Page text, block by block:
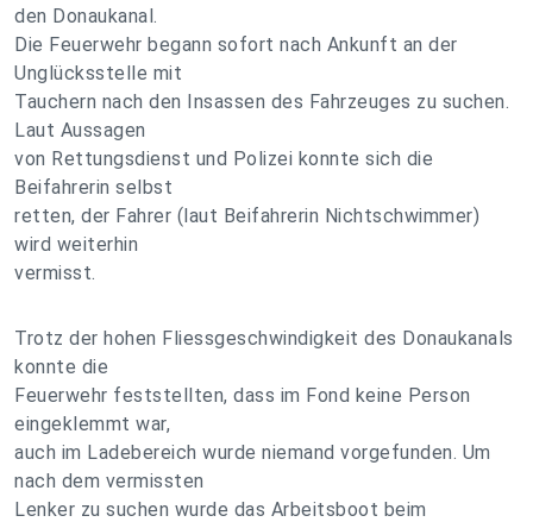
den Donaukanal.
Die Feuerwehr begann sofort nach Ankunft an der
Unglücksstelle mit
Tauchern nach den Insassen des Fahrzeuges zu suchen.
Laut Aussagen
von Rettungsdienst und Polizei konnte sich die
Beifahrerin selbst
retten, der Fahrer (laut Beifahrerin Nichtschwimmer)
wird weiterhin
vermisst.
Trotz der hohen Fliessgeschwindigkeit des Donaukanals
konnte die
Feuerwehr feststellten, dass im Fond keine Person
eingeklemmt war,
auch im Ladebereich wurde niemand vorgefunden. Um
nach dem vermissten
Lenker zu suchen wurde das Arbeitsboot beim